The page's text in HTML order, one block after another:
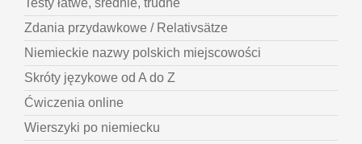
Testy łatwe, średnie, trudne
Zdania przydawkowe / Relativsätze
Niemieckie nazwy polskich miejscowości
Skróty językowe od A do Z
Ćwiczenia online
Wierszyki po niemiecku